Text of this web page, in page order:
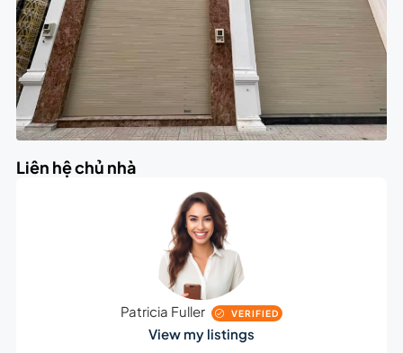
Liên hệ chủ nhà
Patricia Fuller VERIFIED
View my listings